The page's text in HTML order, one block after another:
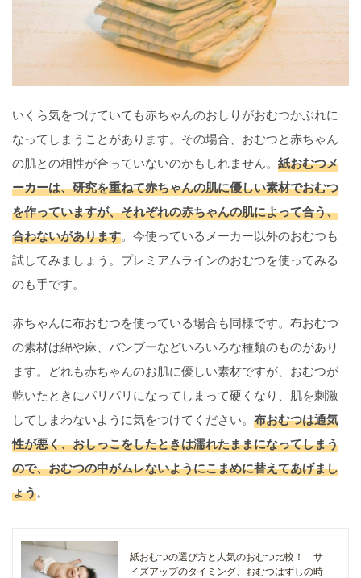
いくら気をつけていても赤ちゃんのおしりがおむつかぶれに
なってしまうことがあります。その場合、おむつと赤ちゃん
の肌との相性が合っていないのかもしれません。 紙おむつメ
ーカーは、研究を重ねて赤ちゃんの肌に優しい素材でおむつ
を作っていますが、それぞれの赤ちゃんの肌によって合う、
合わないがあります。今使っているメーカー以外のおむつも
試してみましょう。プレミアムラインのおむつを使ってみる
のも手です。
赤ちゃんに布おむつを使っている場合も同様です。布おむつ
の素材は綿や麻、バンブーなどいろいろな種類のものがあり
ます。どれも赤ちゃんのお肌に優しい素材ですが、おむつが
乾いたときにパリパリになってしまって硬くなり、肌を刺激
してしまわないように気をつけてください。 布おむつは通気
性が悪く、おしっこをしたときは濡れたままになってしまう
ので、おむつの中がムレないようにこまめに替えてあげまし
ょう。
紙おむつの選び方と人気のおむつ比較！ サ
イズアップのタイミング、おむつはずしの時